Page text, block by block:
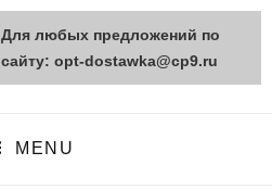
MENU
Для любых предложений по
сайту: opt-dostawka@cp9.ru